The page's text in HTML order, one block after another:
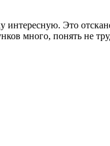
интересную. Это
много, понять не